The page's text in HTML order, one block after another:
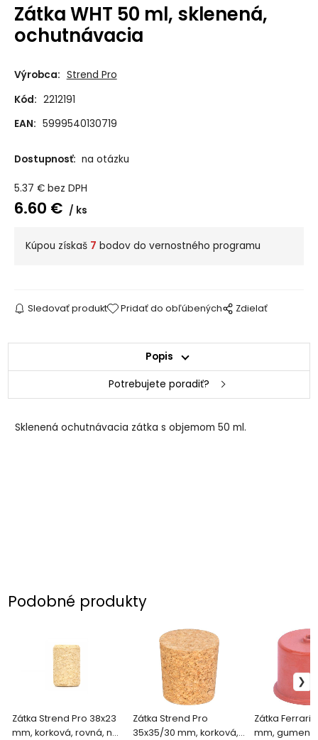
Zátka WHT 50 ml, sklenená,
ochutnávacia
Výrobca: Strend Pro
Kód: 2212191
EAN: 5999540130719
Dostupnosť: na otázku
5.37 € bez DPH
6.60 € ks
Kúpou získaš 7 bodov do vernostného programu
Sledovať produkt Pridať do obľúbených Zdielať
Popis
Potrebujete poradiť?
Sklenená ochutnávacia zátka s objemom 50 ml.
Podobné produkty
Zátka Strend Pro 38x23
mm, korková, rovná, na
Zátka Strend Pro
35x35/30 mm, korková,
Zátka Ferrari
mm,